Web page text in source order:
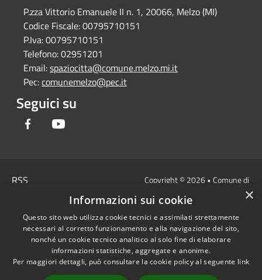
P.zza Vittorio Emanuele II n. 1, 20066, Melzo (MI)
Codice Fiscale:00795710151
P.Iva:00795710151
Telefono:02951201
Email:spaziocitta@comune.melzo.mi.it
Pec:comunemelzo@pec.it
Seguici su
Facebook
RSS
Cookie
Mappa del sito
Area Interna
Dichiarazione di
Copyright © 2026 • Comune di
Melzo - Città Metropolitana di
Milano • Powered by
Municipium•Accesso
redazione
×
Informazioni sui cookie
Questo sito web utilizza cookie tecnici e assimilati strettamente
necessari al corretto funzionamento e alla navigazione del sito,
nonché un cookie tecnico analitico al solo fine di elaborare
informazioni statistiche, aggregate e anonime.
Per maggiori dettagli, può consultare la cookie policy al seguente link